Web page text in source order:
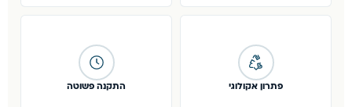
פתרון אקולוגי התקנה פשוטה